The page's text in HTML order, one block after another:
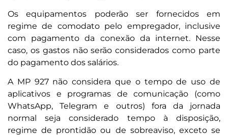
Os equipamentos poderão ser fornecidos em
regime de comodato pelo empregador, inclusive
com pagamento da conexão da internet. Nesse
caso, os gastos não serão considerados como parte
do pagamento dos salários.
A MP 927 não considera que o tempo de uso de
aplicativos e programas de comunicação (como
WhatsApp, Telegram e outros) fora da jornada
normal seja considerado tempo à disposição,
regime de prontidão ou de sobreaviso, exceto se